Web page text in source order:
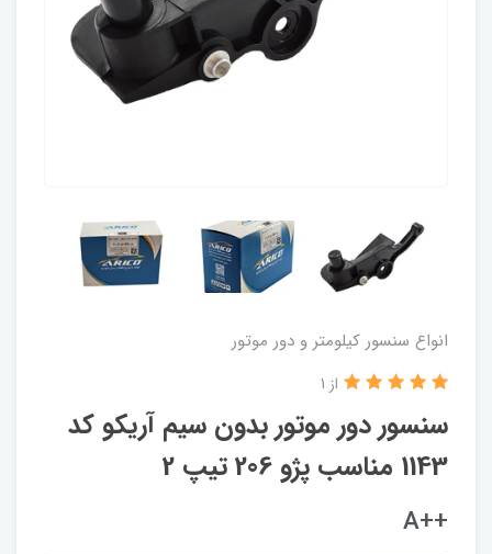
انواع سنسور کیلومتر و دور موتور
سنسور دور موتور بدون سیم آریکو کد
1143 مناسب پژو 206 تیپ 2
از 1
++A